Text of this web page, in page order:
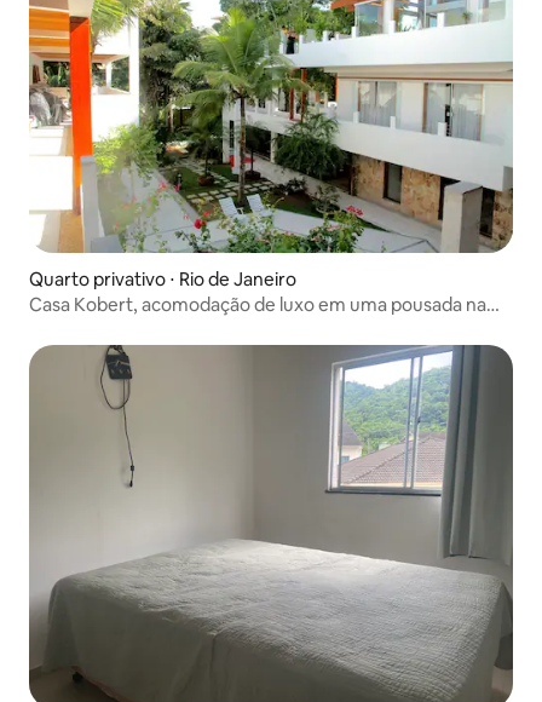
Quarto privativo ⋅ Rio de Janeiro
Casa Kobert, acomodação de luxo em uma pousada na